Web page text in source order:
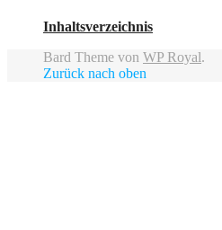
Inhaltsverzeichnis
Bard Theme von WP Royal.
Zurück nach oben